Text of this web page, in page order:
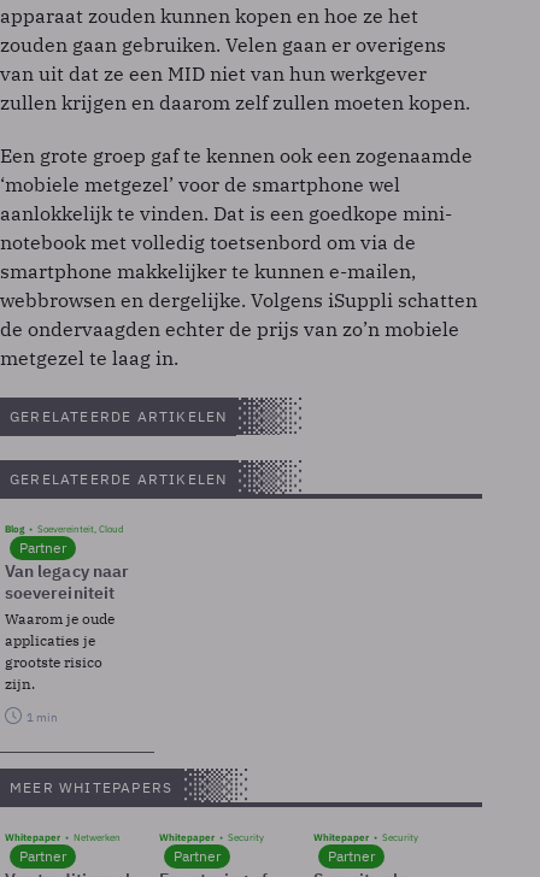
apparaat zouden kunnen kopen en hoe ze het
zouden gaan gebruiken. Velen gaan er overigens
van uit dat ze een MID niet van hun werkgever
zullen krijgen en daarom zelf zullen moeten kopen.
Een grote groep gaf te kennen ook een zogenaamde
‘mobiele metgezel’ voor de smartphone wel
aanlokkelijk te vinden. Dat is een goedkope mini-
notebook met volledig toetsenbord om via de
smartphone makkelijker te kunnen e-mailen,
webbrowsen en dergelijke. Volgens iSuppli schatten
de ondervaagden echter de prijs van zo’n mobiele
metgezel te laag in.
GERELATEERDE ARTIKELEN
GERELATEERDE ARTIKELEN
Blog Soevereinteit, Cloud
Partner
Van legacy naar
soevereiniteit
Waarom je oude
applicaties je
grootste risico
zijn.
1 min
MEER WHITEPAPERS
Whitepaper Netwerken
Partner
Whitepaper Security
Partner
Whitepaper Security
Partner